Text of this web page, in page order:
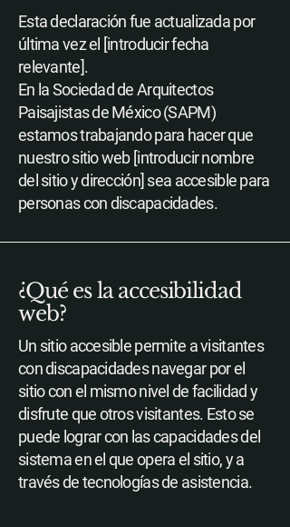
Esta declaración fue actualizada por
última vez el [introducir fecha
relevante].
En la Sociedad de Arquitectos
Paisajistas de México (SAPM)
estamos trabajando para hacer que
nuestro sitio web [introducir nombre
del sitio y dirección] sea accesible para
personas con discapacidades.
¿Qué es la accesibilidad
web?
Un sitio accesible permite a visitantes
con discapacidades navegar por el
sitio con el mismo nivel de facilidad y
disfrute que otros visitantes. Esto se
puede lograr con las capacidades del
sistema en el que opera el sitio, y a
través de tecnologías de asistencia.